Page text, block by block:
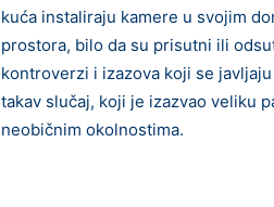
kuća instaliraju kamere u svojim
prostora, bilo da su prisutni ili
kontroverzi i izazova koji se
takav slučaj, koji je izazvao veliku
neobičnim okolnostima.